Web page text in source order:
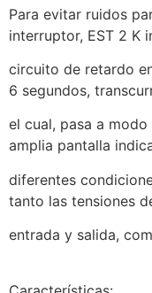
Para evitar ruidos
interruptor, EST 2 K
circuito de retardo
6 segundos,
el cual, pasa a
amplia pantalla
diferentes
tanto las tensiones
entrada y salida,